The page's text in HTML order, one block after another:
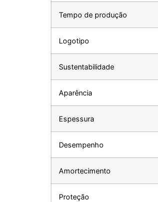
Tempo de produção
Logotipo
Sustentabilidade
Aparência
Espessura
Desempenho
Amortecimento
Proteção